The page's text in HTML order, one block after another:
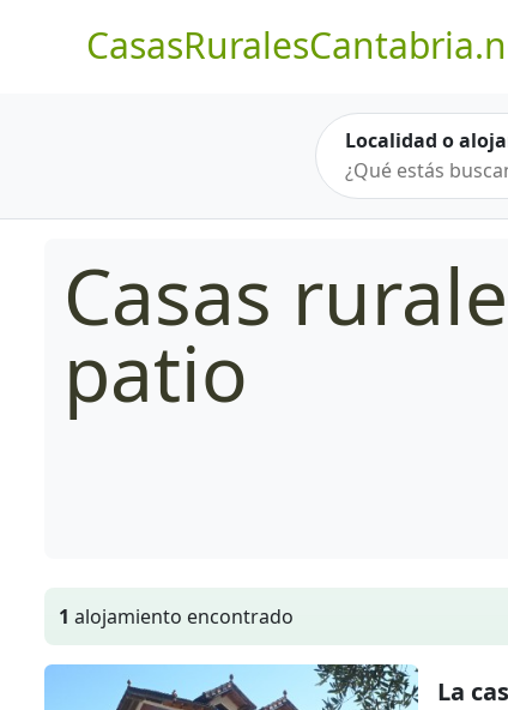
Localidad o
Casas
patio
1 alojamiento encontrado
La